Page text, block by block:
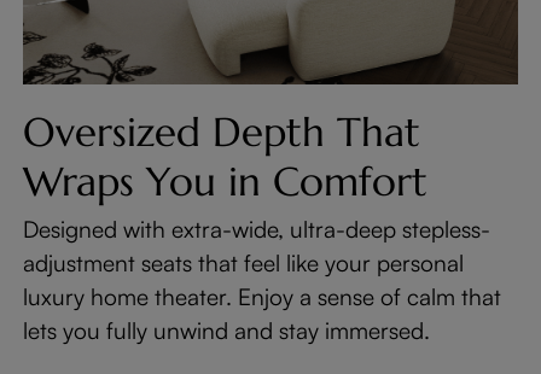
Oversized Depth That
Wraps You in Comfort
Designed with extra-wide, ultra-deep stepless-
adjustment seats that feel like your personal
luxury home theater. Enjoy a sense of calm that
lets you fully unwind and stay immersed.